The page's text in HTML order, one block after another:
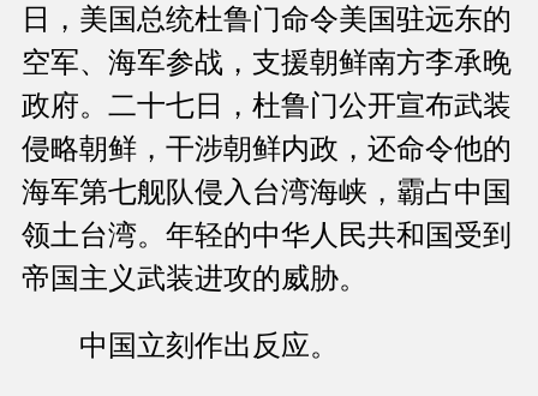
日，美国总统杜鲁门命令美国驻远东的
空军、海军参战，支援朝鲜南方李承晚
政府。二十七日，杜鲁门公开宣布武装
侵略朝鲜，干涉朝鲜内政，还命令他的
海军第七舰队侵入台湾海峡，霸占中国
领土台湾。年轻的中华人民共和国受到
帝国主义武装进攻的威胁。
中国立刻作出反应。